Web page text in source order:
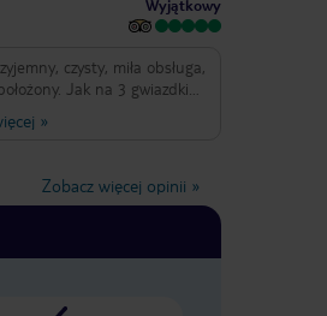
Wyjątkowy
czysty, miła obsługa,
Jak na 3 gwiazdki
»
Zobacz więcej opinii »